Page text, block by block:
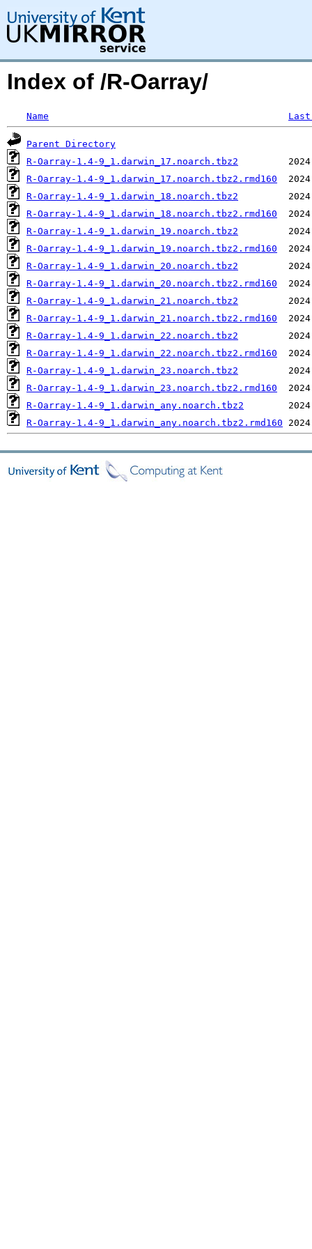
Index of /R-Oarray/
Name
Parent Directory
R-Oarray-1.4-9_1.darwin_17.noarch.tbz2
R-Oarray-1.4-9_1.darwin_17.noarch.tbz2.rmd160
R-Oarray-1.4-9_1.darwin_18.noarch.tbz2
R-Oarray-1.4-9_1.darwin_18.noarch.tbz2.rmd160
R-Oarray-1.4-9_1.darwin_19.noarch.tbz2
R-Oarray-1.4-9_1.darwin_19.noarch.tbz2.rmd160
R-Oarray-1.4-9_1.darwin_20.noarch.tbz2
R-Oarray-1.4-9_1.darwin_20.noarch.tbz2.rmd160
R-Oarray-1.4-9_1.darwin_21.noarch.tbz2
R-Oarray-1.4-9_1.darwin_21.noarch.tbz2.rmd160
R-Oarray-1.4-9_1.darwin_22.noarch.tbz2
R-Oarray-1.4-9_1.darwin_22.noarch.tbz2.rmd160
R-Oarray-1.4-9_1.darwin_23.noarch.tbz2
R-Oarray-1.4-9_1.darwin_23.noarch.tbz2.rmd160
R-Oarray-1.4-9_1.darwin_any.noarch.tbz2
R-Oarray-1.4-9_1.darwin_any.noarch.tbz2.rmd160